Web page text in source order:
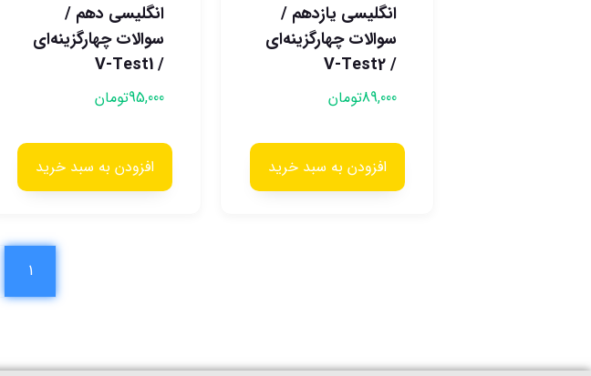
انگلیسی یازدهم /
سوالات چهارگزینه‌ای
/ V-Test2
89,000تومان
افزودن به سبد خرید
انگلیسی دهم /
سوالات چهارگزینه‌ای
/ V-Test1
95,000تومان
افزودن به سبد خرید
1